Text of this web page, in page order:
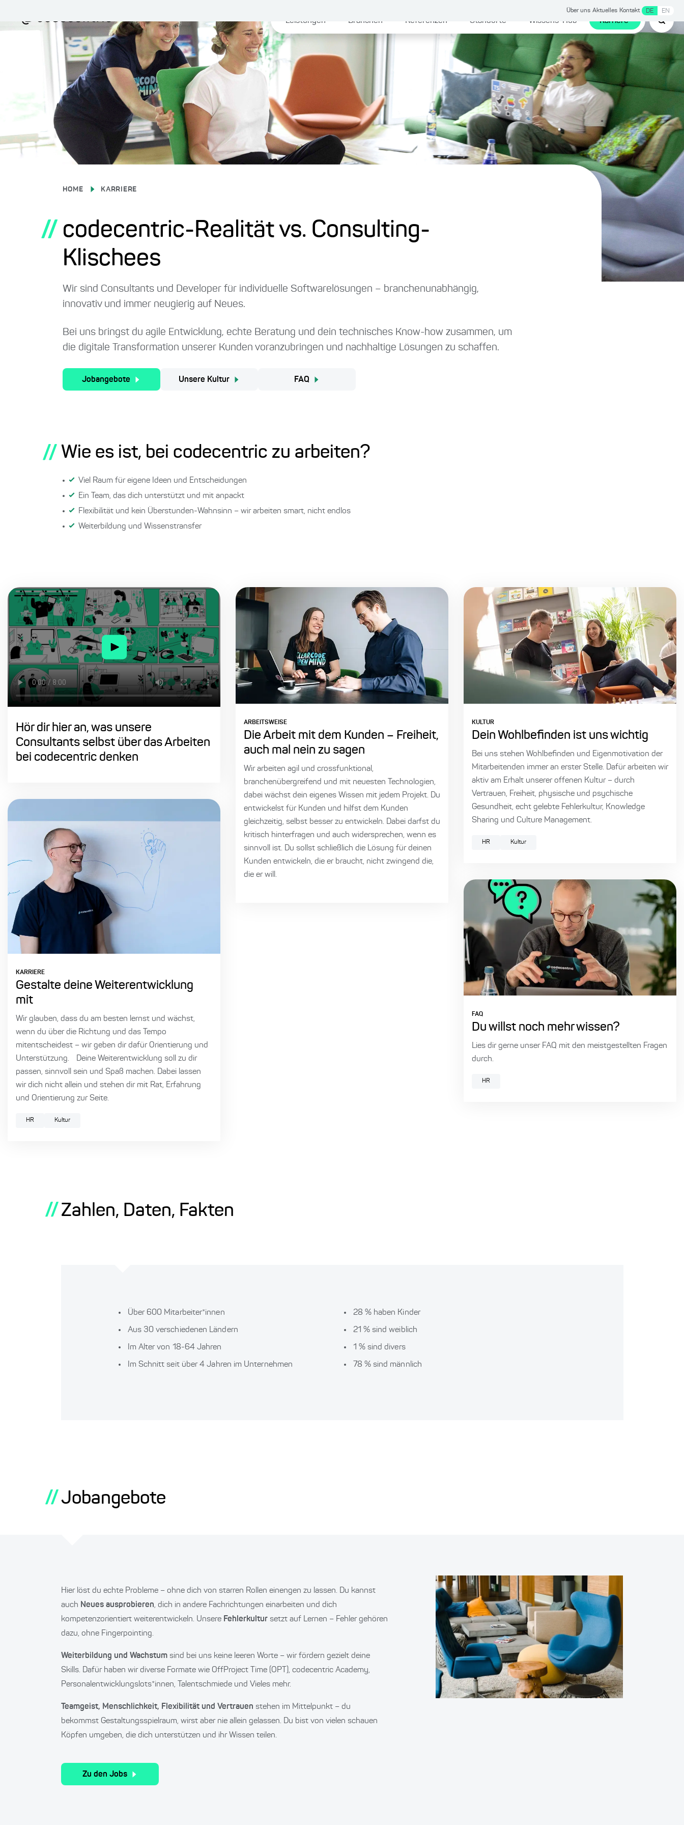
Über uns Aktuelles Kontakt DE EN
Leistungen Branchen Referenzen Standorte Wissens-Hub Karriere
HOME KARRIERE
// codecentric-Realität vs. Consulting-
Klischees
Wir sind Consultants und Developer für individuelle Softwarelösungen – branchenunabhängig,
innovativ und immer neugierig auf Neues.
Bei uns bringst du agile Entwicklung, echte Beratung und dein technisches Know-how zusammen, um
die digitale Transformation unserer Kunden voranzubringen und nachhaltige Lösungen zu schaffen.
Jobangebote Unsere Kultur FAQ
// Wie es ist, bei codecentric zu arbeiten?
Viel Raum für eigene Ideen und Entscheidungen
Ein Team, das dich unterstützt und mit anpackt
Flexibilität und kein Überstunden-Wahnsinn – wir arbeiten smart, nicht endlos
Weiterbildung und Wissenstransfer
⁠Hör dir hier an, was unsere
Consultants selbst über das Arbeiten
bei codecentric denken
KARRIERE
Gestalte deine Weiterentwicklung
mit
Wir glauben, dass du am besten lernst und wächst,
wenn du über die Richtung und das Tempo
mitentscheidest – wir geben dir dafür Orientierung und
Unterstützung. Deine Weiterentwicklung soll zu dir
passen, sinnvoll sein und Spaß machen. Dabei lassen
wir dich nicht allein und stehen dir mit Rat, Erfahrung
und Orientierung zur Seite.
HR Kultur
ARBEITSWEISE
Die Arbeit mit dem Kunden – Freiheit,
auch mal nein zu sagen
Wir arbeiten agil und crossfunktional,
branchenübergreifend und mit neuesten Technologien,
dabei wächst dein eigenes Wissen mit jedem Projekt. Du
entwickelst für Kunden und hilfst dem Kunden
gleichzeitig, selbst besser zu entwickeln. Dabei darfst du
kritisch hinterfragen und auch widersprechen, wenn es
sinnvoll ist. Du sollst schließlich die Lösung für deinen
Kunden entwickeln, die er braucht, nicht zwingend die,
die er will.
KULTUR
Dein Wohlbefinden ist uns wichtig
Bei uns stehen Wohlbefinden und Eigenmotivation der
Mitarbeitenden immer an erster Stelle. Dafür arbeiten wir
aktiv am Erhalt unserer offenen Kultur – durch
Vertrauen, Freiheit, physische und psychische
Gesundheit, echt gelebte Fehlerkultur, Knowledge
Sharing und Culture Management.
HR Kultur
FAQ
Du willst noch mehr wissen?
Lies dir gerne unser FAQ mit den meistgestellten Fragen
durch.
HR
//Zahlen, Daten, Fakten
Über 600 Mitarbeiter*innen
Aus 30 verschiedenen Ländern
Im Alter von 18-64 Jahren
Im Schnitt seit über 4 Jahren im Unternehmen
28 % haben Kinder
21 % sind weiblich
1 % sind divers
78 % sind männlich
//Jobangebote
Hier löst du echte Probleme – ohne dich von starren Rollen einengen zu lassen. Du kannst
auch Neues ausprobieren, dich in andere Fachrichtungen einarbeiten und dich
kompetenzorientiert weiterentwickeln. Unsere Fehlerkultur setzt auf Lernen – Fehler gehören
dazu, ohne Fingerpointing.
Weiterbildung und Wachstum sind bei uns keine leeren Worte – wir fördern gezielt deine
Skills. Dafür haben wir diverse Formate wie OffProject Time (OPT), codecentric Academy,
Personalentwicklungslots*innen, Talentschmiede und Vieles mehr.
Teamgeist, Menschlichkeit, Flexibilität und Vertrauen stehen im Mittelpunkt – du
bekommst Gestaltungsspielraum, wirst aber nie allein gelassen. Du bist von vielen schauen
Köpfen umgeben, die dich unterstützen und ihr Wissen teilen.
Zu den Jobs